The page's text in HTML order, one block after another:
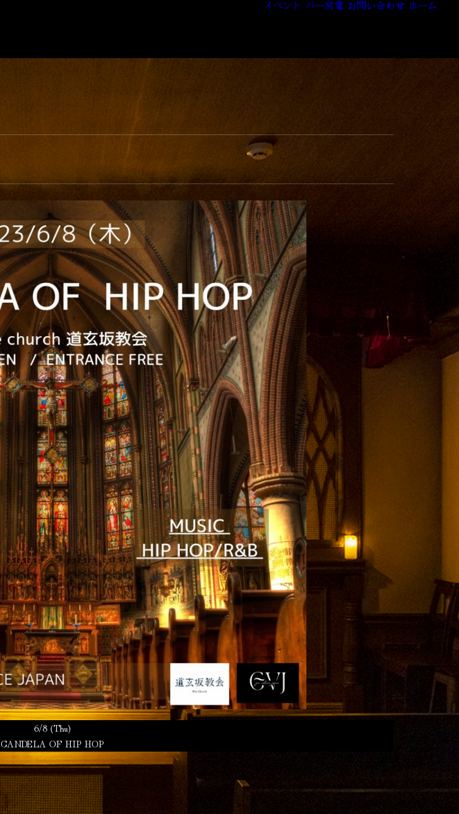
イベント バー営業 お問い合わせ ホーム
6/8 (Thu)
CANDELA OF HIP HOP